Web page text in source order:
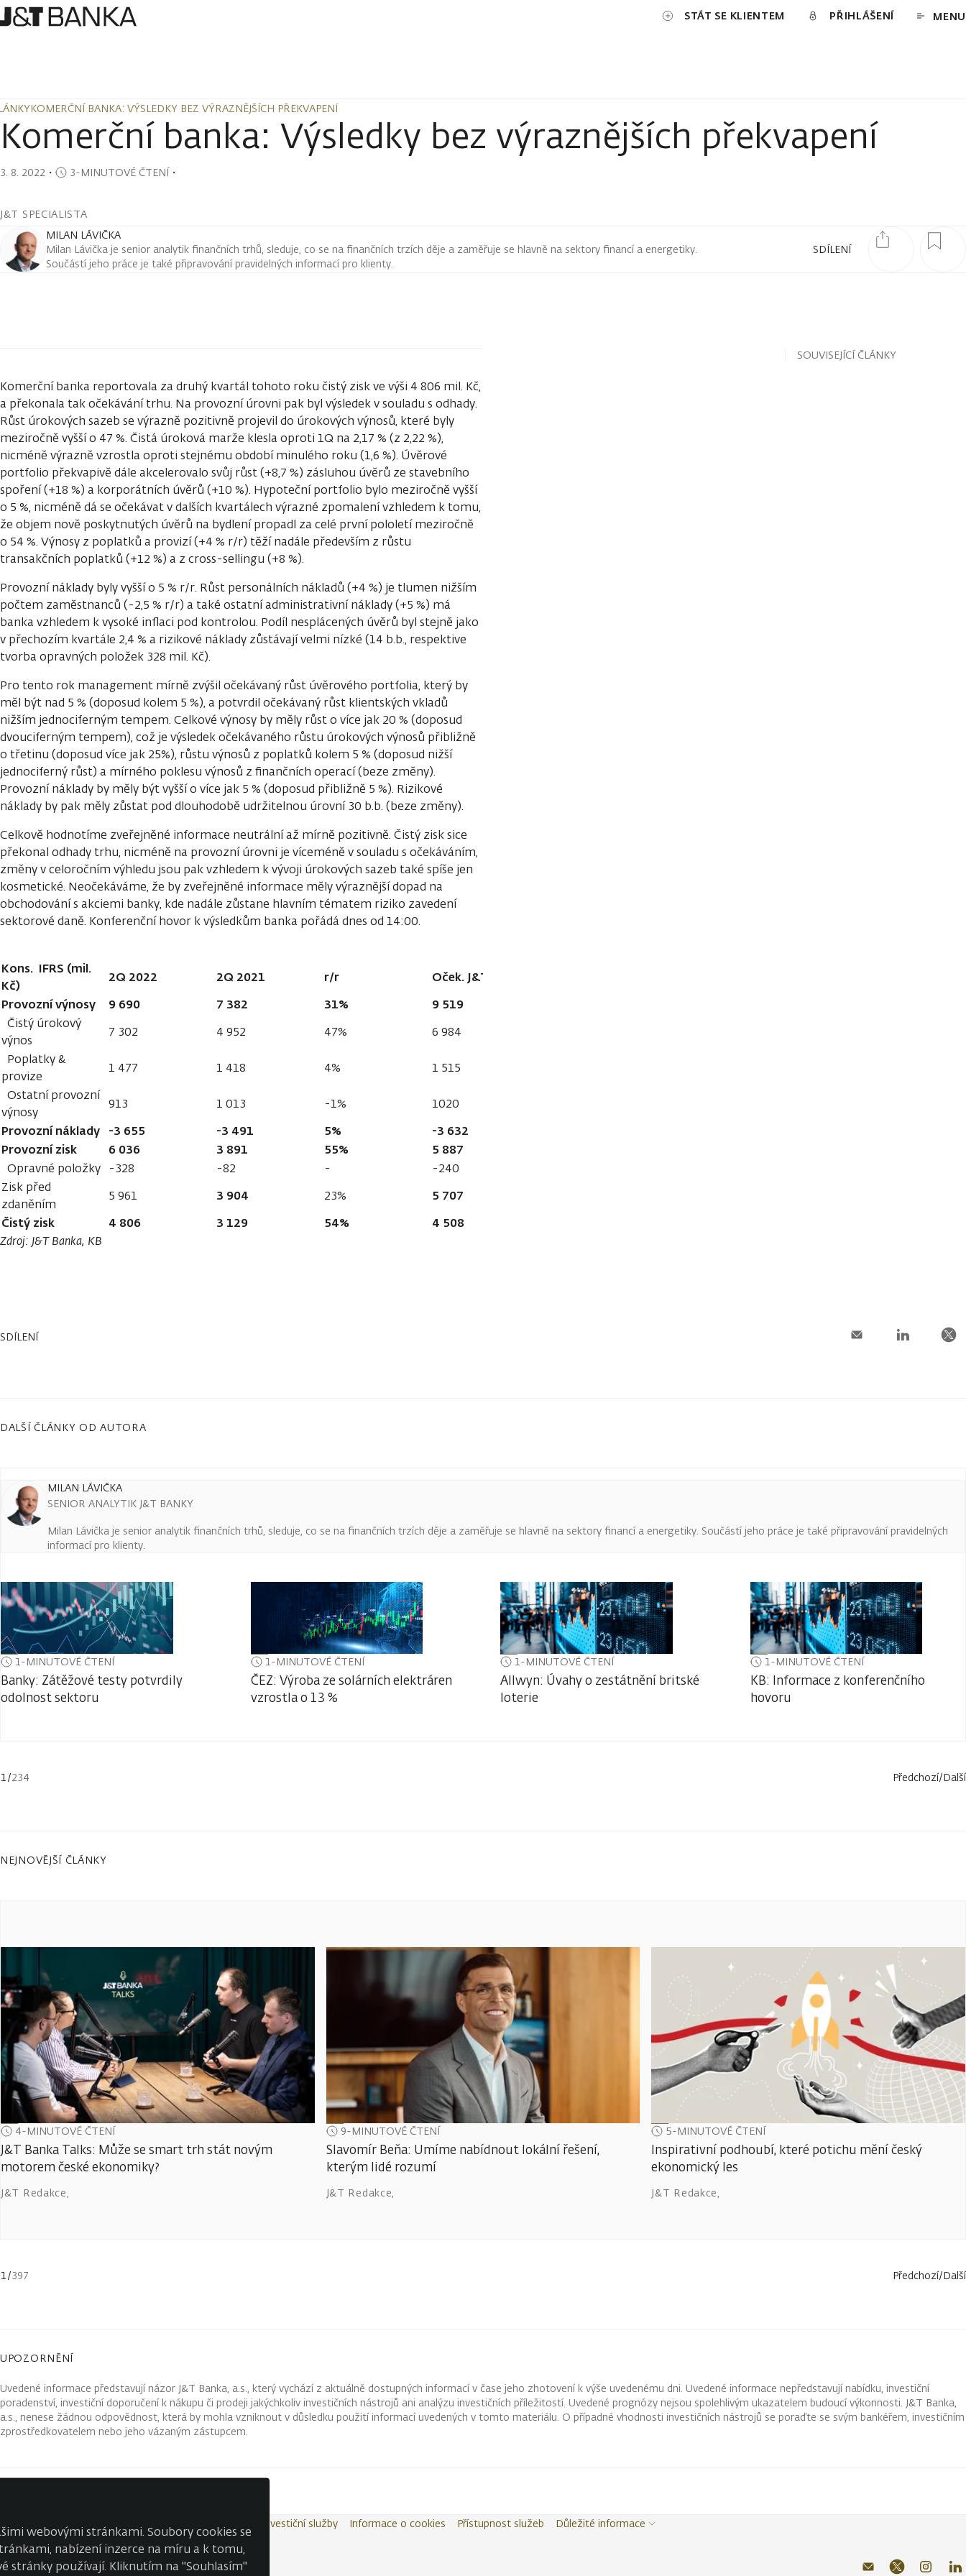
STÁT SE KLIENTEM PŘIHLÁŠENÍ MENU
KOMERČNÍ BANKA: VÝSLEDKY BEZ VÝRAZNĚJŠÍCH PŘEKVAPENÍ
KOMERČNÍ BANKA: VÝSLEDKY BEZ VÝRAZNĚJŠÍCH PŘEKVAPENÍ
Komerční banka: Výsledky bez výraznějších překvapení
3. 8. 2022 ・ 3-MINUTOVÉ ČTENÍ・
J&T SPECIALISTA
SDÍLENÍ
MILAN LÁVIČKA
Milan Lávička je senior analytik finančních trhů, sleduje, co se na finančních trzích děje a zaměřuje se hlavně na sektory financí a energetiky.
Součástí jeho práce je také připravování pravidelných informací pro klienty.
Komerční banka reportovala za druhý kvartál tohoto roku čistý zisk ve výši 4 806 mil. Kč,
a překonala tak očekávání trhu. Na provozní úrovni pak byl výsledek v souladu s odhady.
Růst úrokových sazeb se výrazně pozitivně projevil do úrokových výnosů, které byly
meziročně vyšší o 47 %. Čistá úroková marže klesla oproti 1Q na 2,17 % (z 2,22 %),
nicméně výrazně vzrostla oproti stejnému období minulého roku (1,6 %). Úvěrové
portfolio překvapivě dále akcelerovalo svůj růst (+8,7 %) zásluhou úvěrů ze stavebního
spoření (+18 %) a korporátních úvěrů (+10 %). Hypoteční portfolio bylo meziročně vyšší
o 5 %, nicméně dá se očekávat v dalších kvartálech výrazné zpomalení vzhledem k tomu,
že objem nově poskytnutých úvěrů na bydlení propadl za celé první pololetí meziročně
o 54 %. Výnosy z poplatků a provizí (+4 % r/r) těží nadále především z růstu
transakčních poplatků (+12 %) a z cross-sellingu (+8 %).
Provozní náklady byly vyšší o 5 % r/r. Růst personálních nákladů (+4 %) je tlumen nižším
počtem zaměstnanců (-2,5 % r/r) a také ostatní administrativní náklady (+5 %) má
banka vzhledem k vysoké inflaci pod kontrolou. Podíl nesplácených úvěrů byl stejně jako
v přechozím kvartále 2,4 % a rizikové náklady zůstávají velmi nízké (14 b.b., respektive
tvorba opravných položek 328 mil. Kč).
Pro tento rok management mírně zvýšil očekávaný růst úvěrového portfolia, který by
měl být nad 5 % (doposud kolem 5 %), a potvrdil očekávaný růst klientských vkladů
nižším jednociferným tempem. Celkové výnosy by měly růst o více jak 20 % (doposud
dvouciferným tempem), což je výsledek očekávaného růstu úrokových výnosů přibližně
o třetinu (doposud více jak 25%), růstu výnosů z poplatků kolem 5 % (doposud nižší
jednociferný růst) a mírného poklesu výnosů z finančních operací (beze změny).
Provozní náklady by měly být vyšší o více jak 5 % (doposud přibližně 5 %). Rizikové
náklady by pak měly zůstat pod dlouhodobě udržitelnou úrovní 30 b.b. (beze změny).
Celkově hodnotíme zveřejněné informace neutrální až mírně pozitivně. Čistý zisk sice
překonal odhady trhu, nicméně na provozní úrovni je víceméně v souladu s očekáváním,
změny v celoročním výhledu jsou pak vzhledem k vývoji úrokových sazeb také spíše jen
kosmetické. Neočekáváme, že by zveřejněné informace měly výraznější dopad na
obchodování s akciemi banky, kde nadále zůstane hlavním tématem riziko zavedení
sektorové daně. Konferenční hovor k výsledkům banka pořádá dnes od 14:00.
Kons. IFRS (mil.
Kč)
2Q 2022 2Q 2021 r/r Oček. J&T
Provozní výnosy
9 690 7 382 31% 9 519
Čistý úrokový
výnos
7 302 4 952 47% 6 984
Poplatky &
provize
1 477 1 418 4% 1 515
Ostatní provozní
výnosy
913 1 013 -1% 1020
Provozní náklady -3 655 -3 491 5% -3 632
Provozní zisk
6 036 3 891 55% 5 887
Opravné položky -328 -82 - -240
Zisk před
zdaněním
5 961 3 904 23% 5 707
Čistý zisk
4 806 3 129 54% 4 508
Zdroj: J&T Banka, KB
SOUVISEJÍCÍ ČLÁNKY
SDÍLENÍ
DALŠÍ ČLÁNKY OD AUTORA
MILAN LÁVIČKA
SENIOR ANALYTIK J&T BANKY
Milan Lávička je senior analytik finančních trhů, sleduje, co se na finančních trzích děje a zaměřuje se hlavně na sektory financí a energetiky. Součástí jeho práce je také připravování pravidelných
informací pro klienty.
1-MINUTOVÉ ČTENÍ
Banky: Zátěžové testy potvrdily
odolnost sektoru
1-MINUTOVÉ ČTENÍ
ČEZ: Výroba ze solárních elektráren
vzrostla o 13 %
1-MINUTOVÉ ČTENÍ
Allwyn: Úvahy o zestátnění britské
loterie
1-MINUTOVÉ ČTENÍ
KB: Informace z konferenčního
hovoru
1 /234 Předchozí/Další
NEJNOVĚJŠÍ ČLÁNKY
4-MINUTOVÉ ČTENÍ
J&T Banka Talks: Může se smart trh stát novým
motorem české ekonomiky?
J&T Redakce,
9-MINUTOVÉ ČTENÍ
Slavomír Beňa: Umíme nabídnout lokální řešení,
kterým lidé rozumí
J&T Redakce,
5-MINUTOVÉ ČTENÍ
Inspirativní podhoubí, které potichu mění český
ekonomický les
J&T Redakce,
1/397 Předchozí/Další
UPOZORNĚNÍ
Uvedené informace představují názor J&T Banka, a.s., který vychází z aktuálně dostupných informací v čase jeho zhotovení k výše uvedenému dni. Uvedené informace nepředstavují nabídku, investiční
poradenství, investiční doporučení k nákupu či prodeji jakýchkoliv investičních nástrojů ani analýzu investičních příležitostí. Uvedené prognózy nejsou spolehlivým ukazatelem budoucí výkonnosti. J&T Banka,
a.s., nenese žádnou odpovědnost, která by mohla vzniknout v důsledku použití informací uvedených v tomto materiálu. O případné vhodnosti investičních nástrojů se poraďte se svým bankéřem, investičním
zprostředkovatelem nebo jeho vázaným zástupcem.
© J&T BANKA, a.s. 2026
Kontakty Wealth Report Investiční služby Informace o cookies Přístupnost služeb Důležité informace
webovými stránkami. Soubory cookies se
nabízení inzerce na míru a k tomu,
stránky používají. Kliknutím na "Souhlasím"